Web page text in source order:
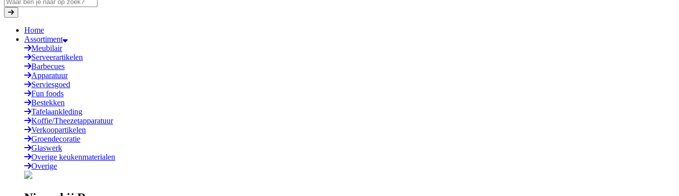
Home
Assortiment
Meubilair
Serveerartikelen
Barbecues
Apparatuur
Serviesgoed
Fun foods
Bestekken
Tafelaankleding
Koffie/Theezetapparatuur
Verkoopartikelen
Groendecoratie
Glaswerk
Overige keukenmaterialen
Overige